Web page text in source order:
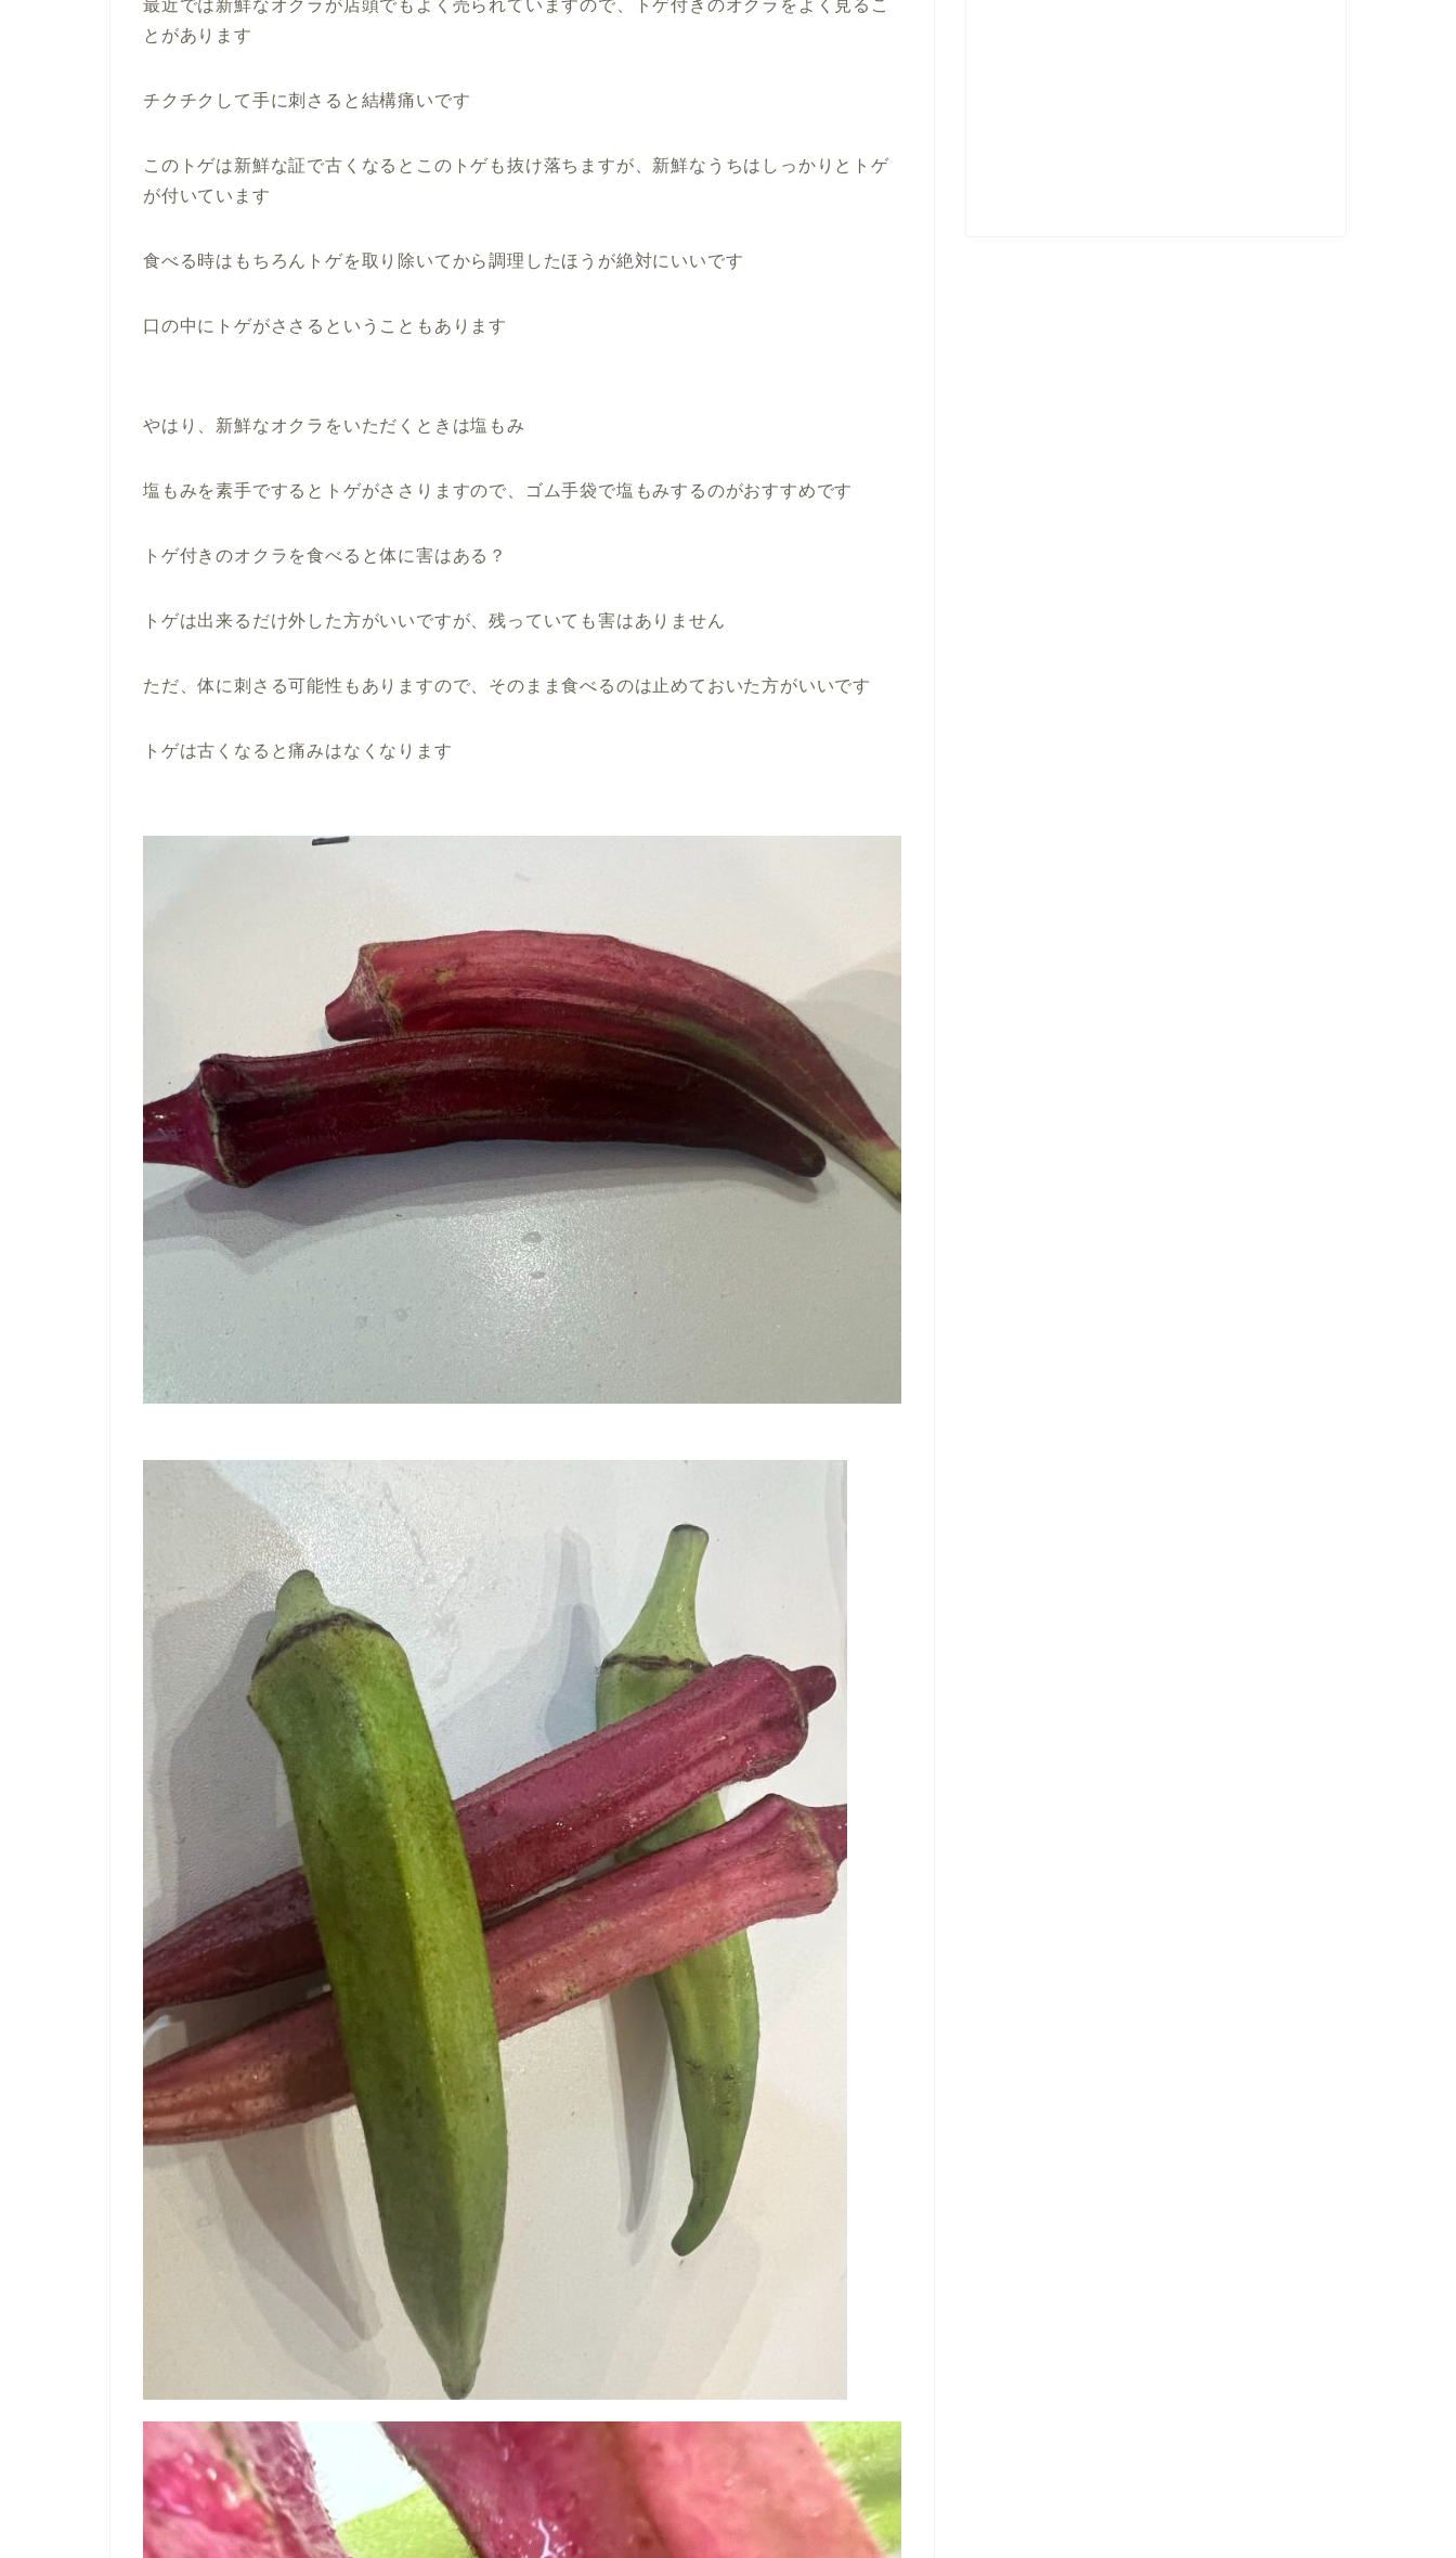
最近では新鮮なオクラが店頭でもよく売られていますので、トゲ付きのオクラをよく見るこ
とがあります
チクチクして手に刺さると結構痛いです
このトゲは新鮮な証で古くなるとこのトゲも抜け落ちますが、新鮮なうちはしっかりとトゲ
が付いています
食べる時はもちろんトゲを取り除いてから調理したほうが絶対にいいです
口の中にトゲがささるということもあります
やはり、新鮮なオクラをいただくときは塩もみ
塩もみを素手でするとトゲがささりますので、ゴム手袋で塩もみするのがおすすめです
トゲ付きのオクラを食べると体に害はある？
トゲは出来るだけ外した方がいいですが、残っていても害はありません
ただ、体に刺さる可能性もありますので、そのまま食べるのは止めておいた方がいいです
トゲは古くなると痛みはなくなります